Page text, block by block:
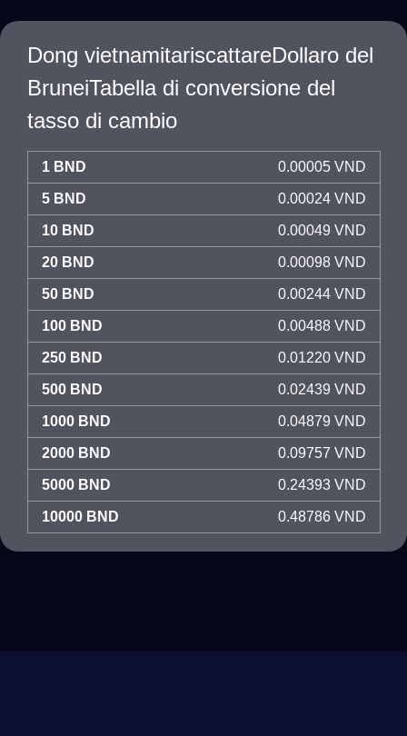
Dong vietnamitariscattareDollaro del
BruneiTabella di conversione del
tasso di cambio
1 BND 0.00005 VND
5 BND 0.00024 VND
10 BND 0.00049 VND
20 BND 0.00098 VND
50 BND 0.00244 VND
100 BND 0.00488 VND
250 BND 0.01220 VND
500 BND 0.02439 VND
1000 BND 0.04879 VND
2000 BND 0.09757 VND
5000 BND 0.24393 VND
10000 BND 0.48786 VND